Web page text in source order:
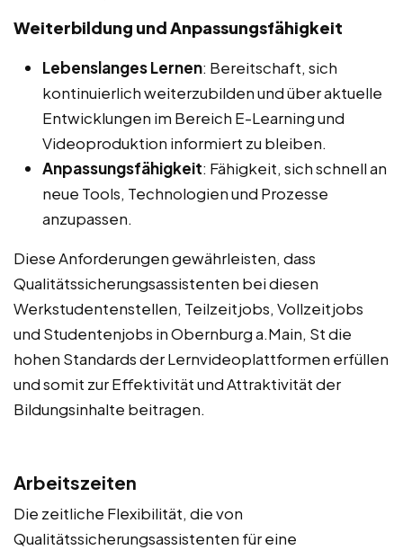
Weiterbildung und Anpassungsfähigkeit
Lebenslanges Lernen: Bereitschaft, sich
kontinuierlich weiterzubilden und über aktuelle
Entwicklungen im Bereich E-Learning und
Videoproduktion informiert zu bleiben.
Anpassungsfähigkeit: Fähigkeit, sich schnell an
neue Tools, Technologien und Prozesse
anzupassen.
Diese Anforderungen gewährleisten, dass
Qualitätssicherungsassistenten bei diesen
Werkstudentenstellen, Teilzeitjobs, Vollzeitjobs
und Studentenjobs in Obernburg a.Main, St die
hohen Standards der Lernvideoplattformen erfüllen
und somit zur Effektivität und Attraktivität der
Bildungsinhalte beitragen.
Arbeitszeiten
Die zeitliche Flexibilität, die von
Qualitätssicherungsassistenten für eine